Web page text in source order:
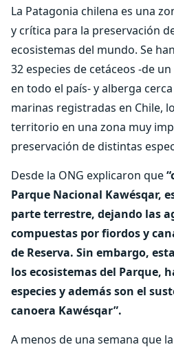
La Patagonia chilena es una
y crítica para la preservación
ecosistemas del mundo. Se
32 especies de cetáceos -de
en todo el país- y alberga
marinas registradas en Chile,
territorio en una zona muy
preservación de distintas
Desde la ONG explicaron que
Parque Nacional Kawésqar,
parte terrestre, dejando las
compuestas por fiordos y
de Reserva. Sin embargo,
los ecosistemas del Parque,
especies y además son el
canoera Kawésqar”.
A menos de una semana que